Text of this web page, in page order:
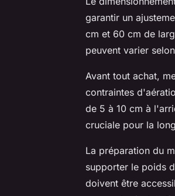
garantir un
cm et 60 cm de
peuvent varier
Avant tout achat,
contraintes
de 5 à 10 cm à
cruciale pour la
La préparation du
supporter le poids
doivent être